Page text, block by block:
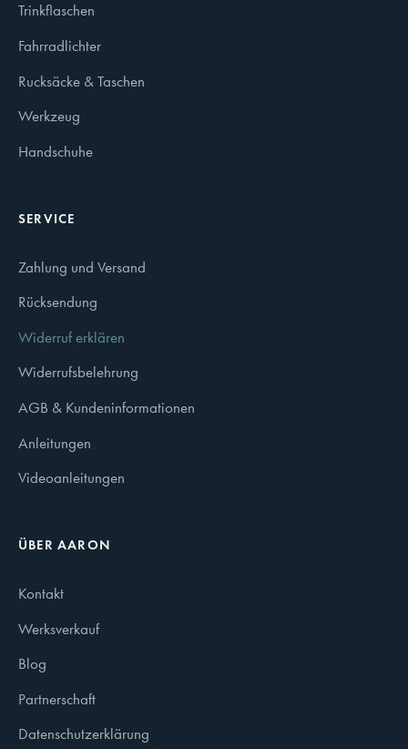
Trinkflaschen
Fahrradlichter
Rucksäcke & Taschen
Werkzeug
Handschuhe
SERVICE
Zahlung und Versand
Rücksendung
Widerruf erklären
Widerrufsbelehrung
AGB & Kundeninformationen
Anleitungen
Videoanleitungen
ÜBER AARON
Kontakt
Werksverkauf
Blog
Partnerschaft
Datenschutzerklärung